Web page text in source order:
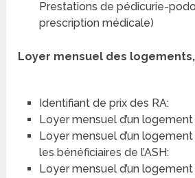
Prestations de pédicurie-
prescription médicale)
Loyer mensuel des
Identifiant de prix des RA:
Loyer mensuel d’un
Loyer mensuel d’un
les bénéficiaires de l’ASH:
Loyer mensuel d’un